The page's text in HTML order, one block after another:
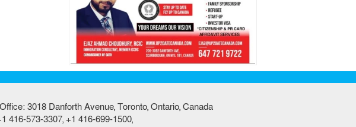
3018 Danforth Avenue, Toronto, Ontario, Canada
416-573-3307, +1 416-699-1500,